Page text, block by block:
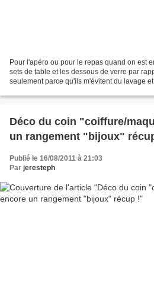
Pour l'apéro ou pour le repas quand on est
sets de table et les dessous de verre par
seulement parce qu'ils m'évitent du lavage
Déco du coin "coiffure/
un rangement "bijoux"
Publié le 16/08/2011 à 21:03
Par jeresteph